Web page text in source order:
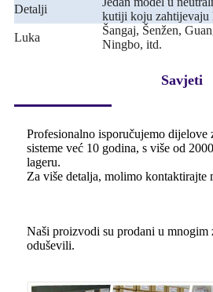
Detalji
kutiji koju zahtijevaju
Luka
Šangaj, Šenžen,
Ningbo, itd.
Savjeti
Profesionalno isporučujemo dijelove
sisteme već 10 godina, s više od
lageru.
Za više detalja, molimo kontaktirajte
Naši proizvodi su prodani u mnogim
oduševili.